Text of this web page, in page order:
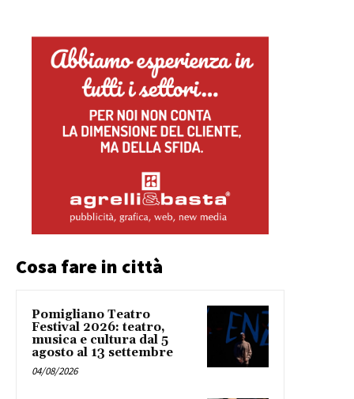
Cosa fare in città
Pomigliano Teatro
Festival 2026: teatro,
musica e cultura dal 5
agosto al 13 settembre
04/08/2026